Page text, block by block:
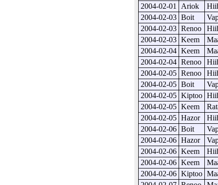
2004-02-01
Ariok
2004-02-03 Boit
2004-02-03 Renoo
2004-02-03 Keem
2004-02-04 Keem
2004-02-04 Renoo
2004-02-05 Renoo
2004-02-05 Boit
2004-02-05 Kiptoo
2004-02-05 Keem
2004-02-05 Hazor
2004-02-06 Boit
2004-02-06 Hazor
2004-02-06 Keem
2004-02-06 Keem
2004-02-06 Kiptoo